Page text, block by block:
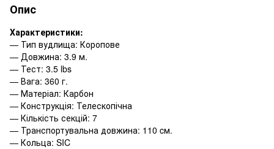
Опис
Характеристики:
— Тип вудлища: Коропове
— Довжина: 3.9 м.
— Тест: 3.5 lbs
— Вага: 360 г.
— Матеріал: Карбон
— Конструкція: Телескопічна
— Кількість секцій: 7
— Транспортувальна довжина: 110 cм.
— Кольца: SIC